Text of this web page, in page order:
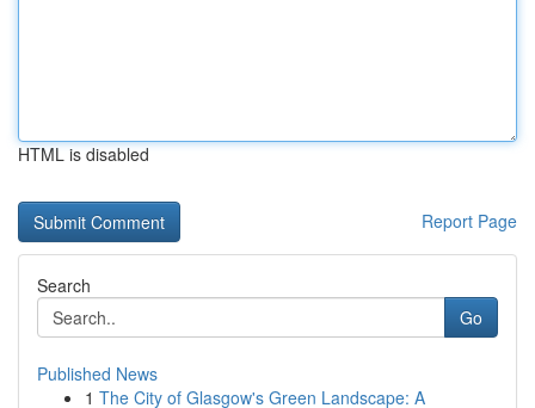
HTML is disabled
Report Page
Search
Go
Published News
1 The City of Glasgow's Green Landscape: A